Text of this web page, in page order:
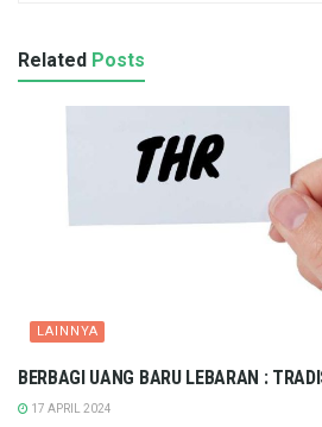
Related Posts
LAINNYA
BERBAGI UANG BARU LEBARAN :
17 APRIL 2024